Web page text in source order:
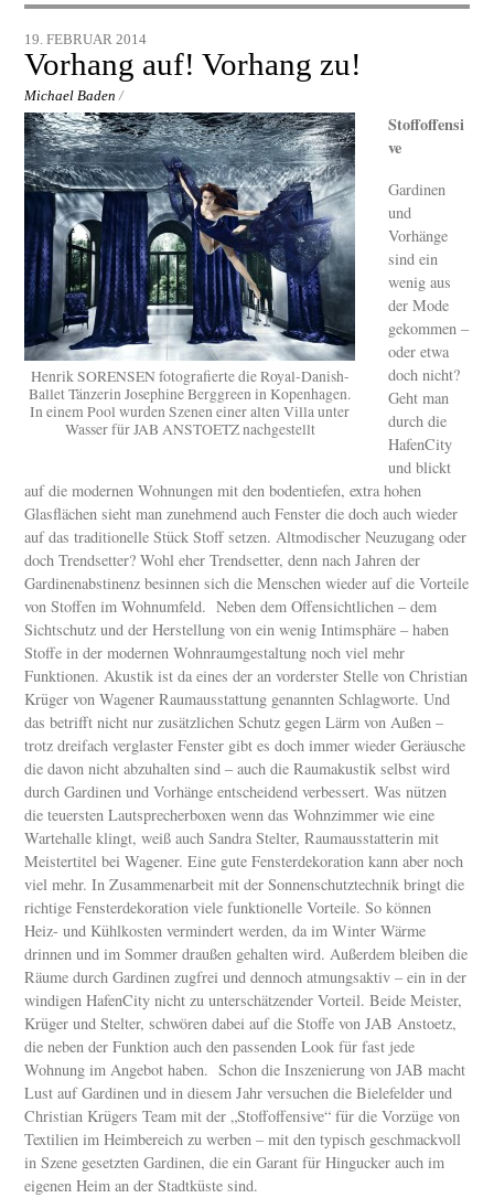
19. FEBRUAR 2014
Vorhang auf! Vorhang zu!
Michael Baden /
Henrik SORENSEN fotografierte die Royal-Danish-
Ballet Tänzerin Josephine Berggreen in Kopenhagen.
In einem Pool wurden Szenen einer alten Villa unter
Wasser für JAB ANSTOETZ nachgestellt
Stoffoffensi
ve
Gardinen
und
Vorhänge
sind ein
wenig aus
der Mode
gekommen –
oder etwa
doch nicht?
Geht man
durch die
HafenCity
und blickt
auf die modernen Wohnungen mit den bodentiefen, extra hohen
Glasflächen sieht man zunehmend auch Fenster die doch auch wieder
auf das traditionelle Stück Stoff setzen. Altmodischer Neuzugang oder
doch Trendsetter? Wohl eher Trendsetter, denn nach Jahren der
Gardinenabstinenz besinnen sich die Menschen wieder auf die Vorteile
von Stoffen im Wohnumfeld. Neben dem Offensichtlichen – dem
Sichtschutz und der Herstellung von ein wenig Intimsphäre – haben
Stoffe in der modernen Wohnraumgestaltung noch viel mehr
Funktionen. Akustik ist da eines der an vorderster Stelle von Christian
Krüger von Wagener Raumausstattung genannten Schlagworte. Und
das betrifft nicht nur zusätzlichen Schutz gegen Lärm von Außen –
trotz dreifach verglaster Fenster gibt es doch immer wieder Geräusche
die davon nicht abzuhalten sind – auch die Raumakustik selbst wird
durch Gardinen und Vorhänge entscheidend verbessert. Was nützen
die teuersten Lautsprecherboxen wenn das Wohnzimmer wie eine
Wartehalle klingt, weiß auch Sandra Stelter, Raumausstatterin mit
Meistertitel bei Wagener. Eine gute Fensterdekoration kann aber noch
viel mehr. In Zusammenarbeit mit der Sonnenschutztechnik bringt die
richtige Fensterdekoration viele funktionelle Vorteile. So können
Heiz- und Kühlkosten vermindert werden, da im Winter Wärme
drinnen und im Sommer draußen gehalten wird. Außerdem bleiben die
Räume durch Gardinen zugfrei und dennoch atmungsaktiv – ein in der
windigen HafenCity nicht zu unterschätzender Vorteil. Beide Meister,
Krüger und Stelter, schwören dabei auf die Stoffe von JAB Anstoetz,
die neben der Funktion auch den passenden Look für fast jede
Wohnung im Angebot haben. Schon die Inszenierung von JAB macht
Lust auf Gardinen und in diesem Jahr versuchen die Bielefelder und
Christian Krügers Team mit der „Stoffoffensive“ für die Vorzüge von
Textilien im Heimbereich zu werben – mit den typisch geschmackvoll
in Szene gesetzten Gardinen, die ein Garant für Hingucker auch im
eigenen Heim an der Stadtküste sind.